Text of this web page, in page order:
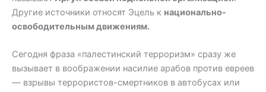
Другие источники относят Эцель к национально-
освободительным движениям.
Сегодня фраза «палестинский терроризм» сразу же
вызывает в воображении насилие арабов против евреев
— взрывы террористов-смертников в автобусах или